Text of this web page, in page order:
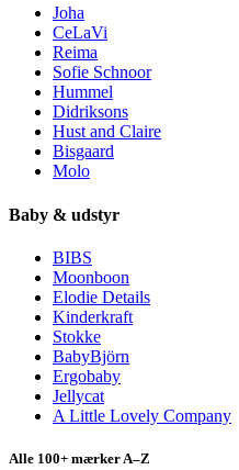
Joha
CeLaVi
Reima
Sofie Schnoor
Hummel
Didriksons
Hust and Claire
Bisgaard
Molo
Baby & udstyr
BIBS
Moonboon
Elodie Details
Kinderkraft
Stokke
BabyBjörn
Ergobaby
Jellycat
A Little Lovely Company
Alle 100+ mærker A–Z